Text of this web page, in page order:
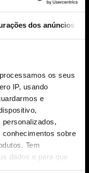
dos anúncios
processamos os seus
IP, usando
e
conhecimentos sobre
Tem
dados e para que
The Wticher